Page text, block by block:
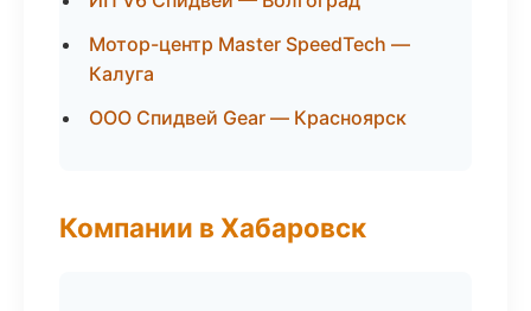
Мотор-центр Master SpeedTech —
Калуга
ООО Спидвей Gear — Красноярск
Компании в Хабаровск